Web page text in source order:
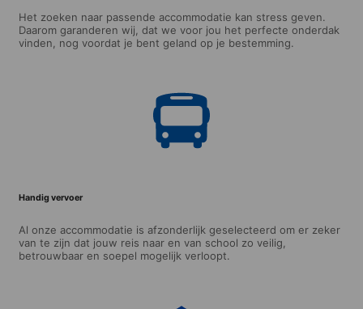
Het zoeken naar passende accommodatie kan stress geven.
Daarom garanderen wij, dat we voor jou het perfecte onderdak
vinden, nog voordat je bent geland op je bestemming.
Handig vervoer
Al onze accommodatie is afzonderlijk geselecteerd om er zeker
van te zijn dat jouw reis naar en van school zo veilig,
betrouwbaar en soepel mogelijk verloopt.